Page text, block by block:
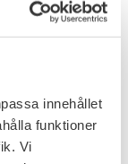
innehållet
funktioner
Vi
17 Gen5
CO₂ – 4,5
luftpistol med